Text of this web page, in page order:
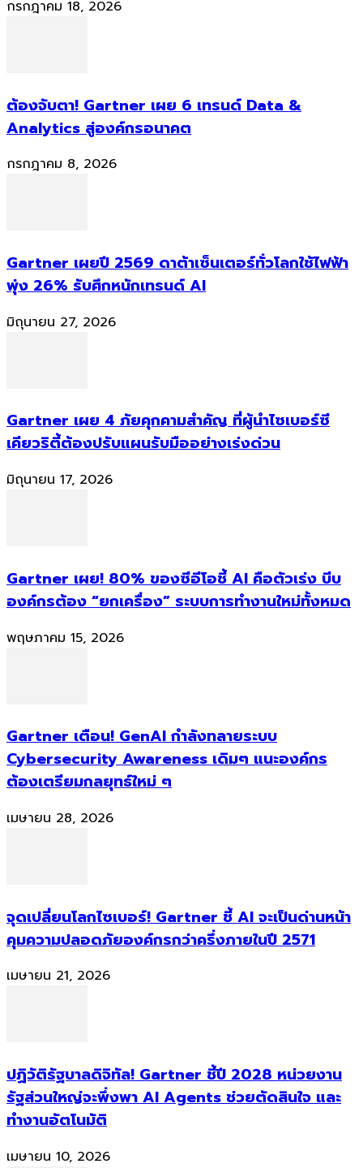
กรกฎาคม 18, 2026
ต้องจับตา! Gartner เผย 6 เทรนด์ Data &
Analytics สู่องค์กรอนาคต
กรกฎาคม 8, 2026
Gartner เผยปี 2569 ดาต้าเซ็นเตอร์ทั่วโลกใช้ไฟฟ้า
พุ่ง 26% รับศึกหนักเทรนด์ AI
มิถุนายน 27, 2026
Gartner เผย 4 ภัยคุกคามสำคัญ ที่ผู้นำไซเบอร์ซี
เคียวริตี้ต้องปรับแผนรับมืออย่างเร่งด่วน
มิถุนายน 17, 2026
Gartner เผย! 80% ของซีอีโอชี้ AI คือตัวเร่ง บีบ
องค์กรต้อง “ยกเครื่อง” ระบบการทำงานใหม่ทั้งหมด
พฤษภาคม 15, 2026
Gartner เตือน! GenAI กำลังทลายระบบ
Cybersecurity Awareness เดิมๆ แนะองค์กร
ต้องเตรียมกลยุทธ์ใหม่ ๆ
เมษายน 28, 2026
จุดเปลี่ยนโลกไซเบอร์! Gartner ชี้ AI จะเป็นด่านหน้า
คุมความปลอดภัยองค์กรกว่าครึ่งภายในปี 2571
เมษายน 21, 2026
ปฏิวัติรัฐบาลดิจิทัล! Gartner ชี้ปี 2028 หน่วยงาน
รัฐส่วนใหญ่จะพึ่งพา AI Agents ช่วยตัดสินใจ และ
ทำงานอัตโนมัติ
เมษายน 10, 2026